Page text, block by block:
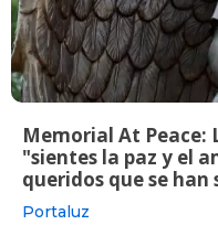
Memorial At Peace:
"sientes la paz y el
queridos que se han
Portaluz